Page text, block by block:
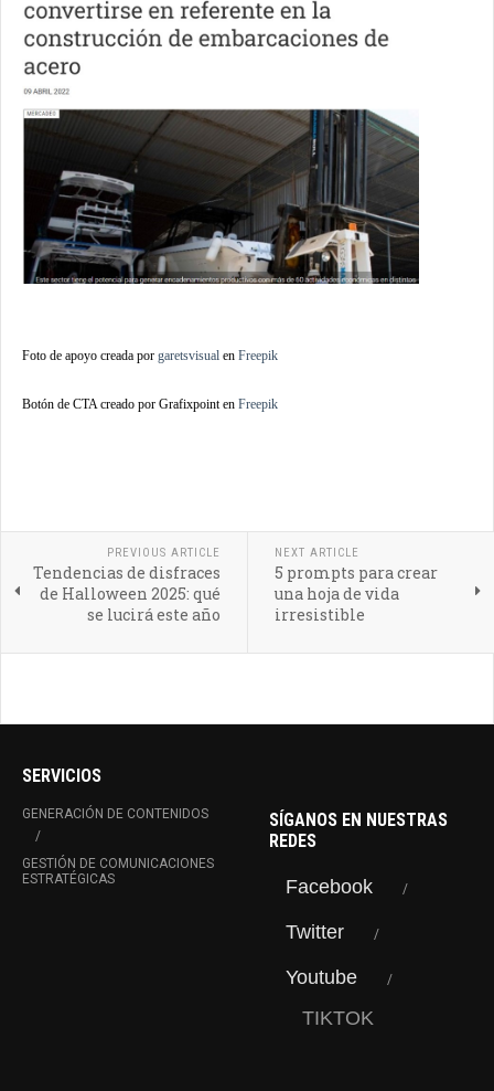
Foto de apoyo creada por garetsvisual en Freepik
Botón de CTA creado por Grafixpoint en Freepik
PREVIOUS ARTICLE
Tendencias de disfraces
de Halloween 2025: qué
se lucirá este año
NEXT ARTICLE
5 prompts para crear
una hoja de vida
irresistible
SERVICIOS
GENERACIÓN DE CONTENIDOS
GESTIÓN DE COMUNICACIONES
ESTRATÉGICAS
SÍGANOS EN NUESTRAS
REDES
Facebook
Twitter
Youtube
TIKTOK